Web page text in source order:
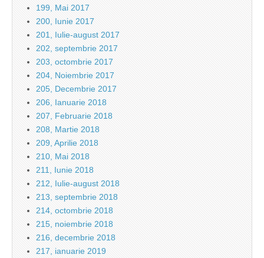
199, Mai 2017
200, Iunie 2017
201, Iulie-august 2017
202, septembrie 2017
203, octombrie 2017
204, Noiembrie 2017
205, Decembrie 2017
206, Ianuarie 2018
207, Februarie 2018
208, Martie 2018
209, Aprilie 2018
210, Mai 2018
211, Iunie 2018
212, Iulie-august 2018
213, septembrie 2018
214, octombrie 2018
215, noiembrie 2018
216, decembrie 2018
217, ianuarie 2019